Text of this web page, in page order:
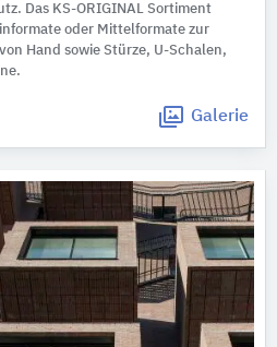
Das KS-ORIGINAL Sortiment
oder Mittelformate zur
Hand sowie Stürze, U-Schalen,
Galerie